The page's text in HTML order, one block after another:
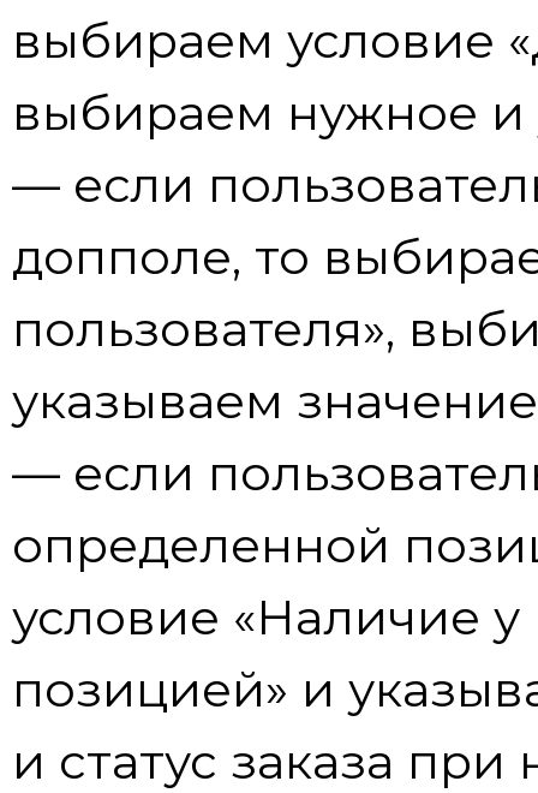
выбираем условие
выбираем нужное и
— если
допполе, то
пользователя»,
указываем значение
— если
определенной
условие «Наличие у
позицией» и
и статус заказа